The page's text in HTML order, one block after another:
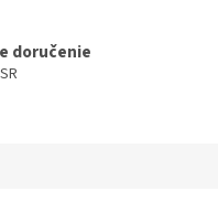
doručenie